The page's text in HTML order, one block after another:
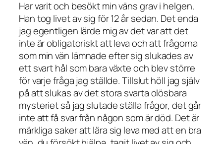
Har varit och besökt min väns grav i helgen.
Han tog livet av sig för 12 år sedan. Det enda
jag egentligen lärde mig av det var att det
inte är obligatoriskt att leva och att frågorna
som min vän lämnade efter sig slukades av
ett svart hål som bara växte och blev större
för varje fråga jag ställde. Tillslut höll jag själv
på att slukas av det stora svarta olösbara
mysteriet så jag slutade ställa frågor, det går
inte att få svar från någon som är död. Det är
märkliga saker att lära sig leva med att en bra